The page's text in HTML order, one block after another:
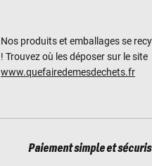
Nos produits et emballages se
! Trouvez où les déposer sur le site
www.quefairedemesdechets.fr
Paiement simple et